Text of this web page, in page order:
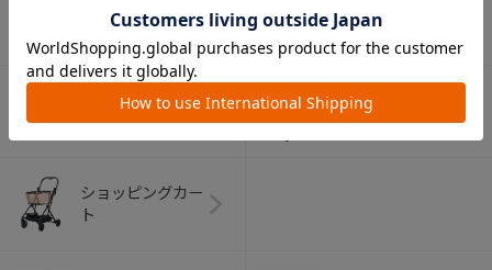
（お口のケア）
ベビートイ
アウトドアグッズ
（ヘルメット）
ペット用品
ショッピングカー
ト